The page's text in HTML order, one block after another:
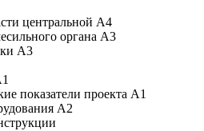
центральной А4
органа А3
А3
показатели проекта А1
А2